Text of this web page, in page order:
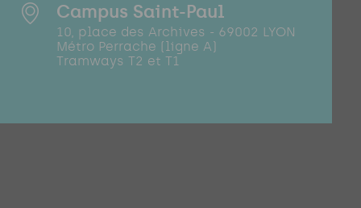
Campus Saint-Paul
10, place des Archives - 69002 LYON
Métro Perrache (ligne A)
Tramways T2 et T1